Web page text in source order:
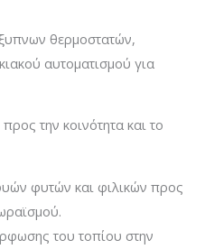
θερμοστατών,
αυτοματισμού για
την κοινότητα και το
φυτών και φιλικών προς
του τοπίου στην